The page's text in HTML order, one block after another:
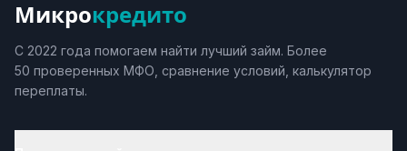
Микрокредито
С 2022 года помогаем найти лучший займ. Более
50 проверенных МФО, сравнение условий, калькулятор
переплаты.